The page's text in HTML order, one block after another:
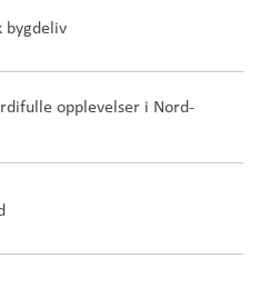
bygdeliv
opplevelser i Nord-